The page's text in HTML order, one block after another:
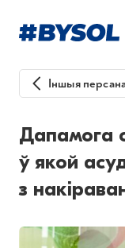
Іншыя
Дапамога
ў якой
з